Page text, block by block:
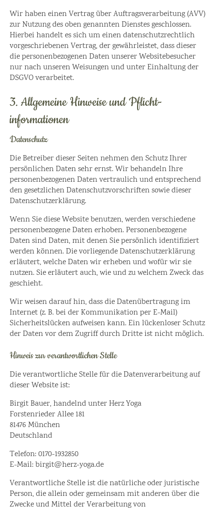
Wir haben einen Vertrag über Auftragsverarbeitung (AVV)
zur Nutzung des oben genannten Dienstes geschlossen.
Hierbei handelt es sich um einen datenschutzrechtlich
vorgeschriebenen Vertrag, der gewährleistet, dass dieser
die personenbezogenen Daten unserer Websitebesucher
nur nach unseren Weisungen und unter Einhaltung der
DSGVO verarbeitet.
3. Allgemeine Hinweise und Pflicht­
informationen
Datenschutz
Die Betreiber dieser Seiten nehmen den Schutz Ihrer
persönlichen Daten sehr ernst. Wir behandeln Ihre
personenbezogenen Daten vertraulich und entsprechend
den gesetzlichen Datenschutzvorschriften sowie dieser
Datenschutzerklärung.
Wenn Sie diese Website benutzen, werden verschiedene
personenbezogene Daten erhoben. Personenbezogene
Daten sind Daten, mit denen Sie persönlich identifiziert
werden können. Die vorliegende Datenschutzerklärung
erläutert, welche Daten wir erheben und wofür wir sie
nutzen. Sie erläutert auch, wie und zu welchem Zweck das
geschieht.
Wir weisen darauf hin, dass die Datenübertragung im
Internet (z. B. bei der Kommunikation per E-Mail)
Sicherheitslücken aufweisen kann. Ein lückenloser Schutz
der Daten vor dem Zugriff durch Dritte ist nicht möglich.
Hinweis zur verantwortlichen Stelle
Die verantwortliche Stelle für die Datenverarbeitung auf
dieser Website ist:
Birgit Bauer, handelnd unter Herz Yoga
Forstenrieder Allee 181
81476 München
Deutschland
Telefon: 0170-1932850
E-Mail: birgit@herz-yoga.de
Verantwortliche Stelle ist die natürliche oder juristische
Person, die allein oder gemeinsam mit anderen über die
Zwecke und Mittel der Verarbeitung von